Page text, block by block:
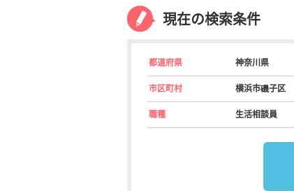
現在の検索条件
都道府県 神奈川県
市区町村 横浜市磯子区
職種 生活相談員